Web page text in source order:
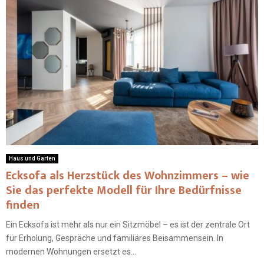
Haus und Garten
Ecksofa als Herzstück des Wohnzimmers – wie
Sie das perfekte Modell für Ihre Bedürfnisse
finden
Ein Ecksofa ist mehr als nur ein Sitzmöbel – es ist der zentrale Ort
für Erholung, Gespräche und familiäres Beisammensein. In
modernen Wohnungen ersetzt es...